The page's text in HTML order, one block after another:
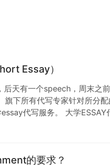
Essay）
天有一个speech，周末之
下所有代写专家针对所分
代写服务。 大学ESSAY
客户提供essay代写、
的要求？